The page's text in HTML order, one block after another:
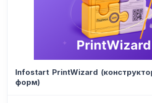
Infostart PrintWizard
форм)